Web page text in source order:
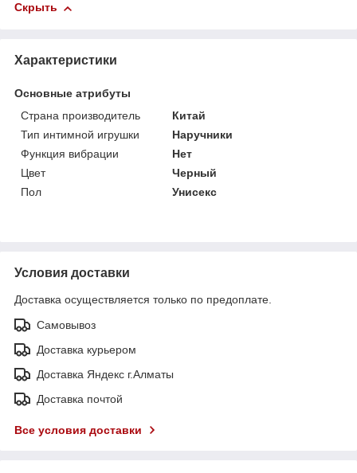
Скрыть
Характеристики
Основные атрибуты
Страна производитель
Китай
Тип интимной игрушки
Наручники
Функция вибрации
Нет
Цвет
Черный
Пол
Унисекс
Условия доставки
Доставка осуществляется только по предоплате.
Самовывоз
Доставка курьером
Доставка Яндекс г.Алматы
Доставка почтой
Все условия доставки